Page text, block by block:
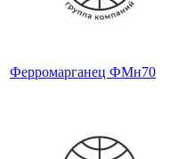
Ферромарганец ФМн70